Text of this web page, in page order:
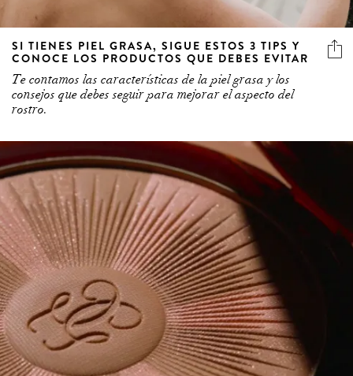
SI TIENES PIEL GRASA, SIGUE ESTOS 3 TIPS Y
CONOCE LOS PRODUCTOS QUE DEBES EVITAR
Te contamos las características de la piel grasa y los
consejos que debes seguir para mejorar el aspecto del
rostro.